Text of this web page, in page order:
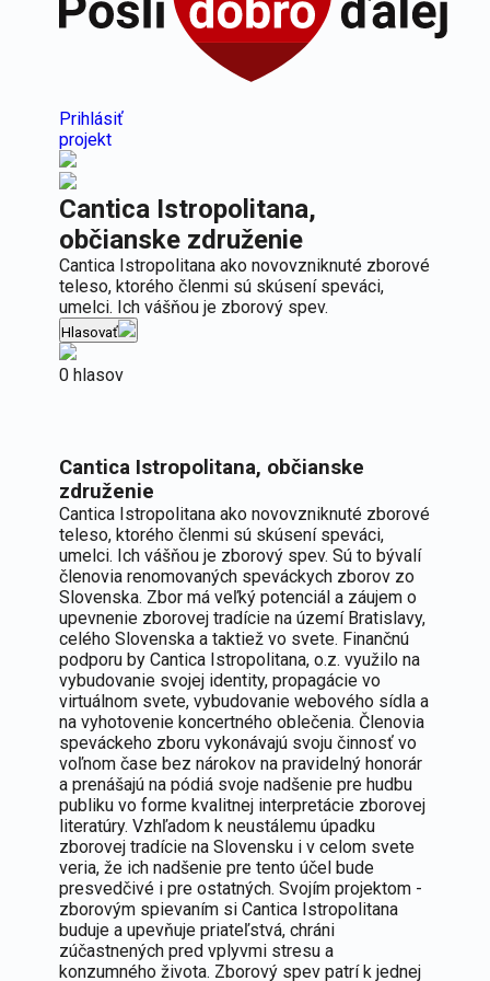
Prihlásiť
projekt
Cantica Istropolitana,
občianske združenie
Cantica Istropolitana ako novovzniknuté zborové
teleso, ktorého členmi sú skúsení speváci,
umelci. Ich vášňou je zborový spev.
Hlasovať
0 hlasov
Cantica Istropolitana, občianske
združenie
Cantica Istropolitana ako novovzniknuté zborové
teleso, ktorého členmi sú skúsení speváci,
umelci. Ich vášňou je zborový spev. Sú to bývalí
členovia renomovaných speváckych zborov zo
Slovenska. Zbor má veľký potenciál a záujem o
upevnenie zborovej tradície na území Bratislavy,
celého Slovenska a taktiež vo svete. Finančnú
podporu by Cantica Istropolitana, o.z. využilo na
vybudovanie svojej identity, propagácie vo
virtuálnom svete, vybudovanie webového sídla a
na vyhotovenie koncertného oblečenia. Členovia
speváckeho zboru vykonávajú svoju činnosť vo
voľnom čase bez nárokov na pravidelný honorár
a prenášajú na pódiá svoje nadšenie pre hudbu
publiku vo forme kvalitnej interpretácie zborovej
literatúry. Vzhľadom k neustálemu úpadku
zborovej tradície na Slovensku i v celom svete
veria, že ich nadšenie pre tento účel bude
presvedčivé i pre ostatných. Svojím projektom -
zborovým spievaním si Cantica Istropolitana
buduje a upevňuje priateľstvá, chráni
zúčastnených pred vplyvmi stresu a
konzumného života. Zborový spev patrí k jednej